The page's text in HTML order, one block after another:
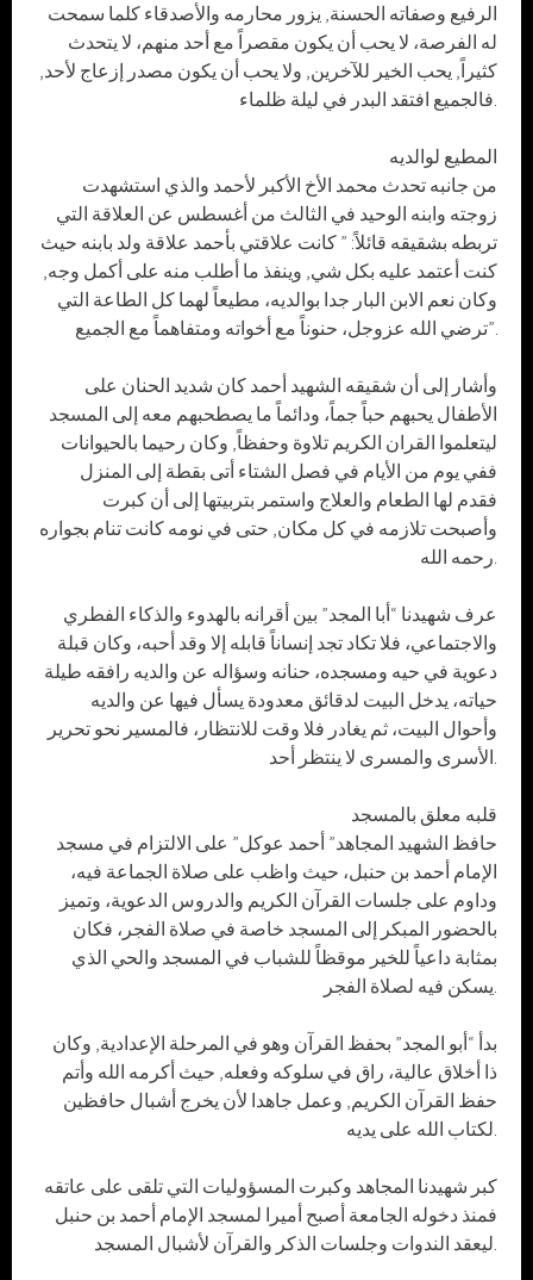
الرفيع وصفاته الحسنة, يزور محارمه والأصدقاء كلما سمحت
له الفرصة، لا يحب أن يكون مقصراً مع أحد منهم، لا يتحدث
كثيراً, يحب الخير للآخرين, ولا يحب أن يكون مصدر إزعاج لأحد,
فالجميع افتقد البدر في ليلة ظلماء.
المطيع لوالديه
من جانبه تحدث محمد الأخ الأكبر لأحمد والذي استشهدت
زوجته وابنه الوحيد في الثالث من أغسطس عن العلاقة التي
تربطه بشقيقه قائلاً: ” كانت علاقتي بأحمد علاقة ولد بابنه حيث
كنت أعتمد عليه بكل شي, وينفذ ما أطلب منه على أكمل وجه,
وكان نعم الابن البار جدا بوالديه، مطيعاً لهما كل الطاعة التي
ترضي الله عزوجل، حنوناً مع أخواته ومتفاهماً مع الجميع”.
وأشار إلى أن شقيقه الشهيد أحمد كان شديد الحنان على
الأطفال يحبهم حباً جماً، ودائماً ما يصطحبهم معه إلى المسجد
ليتعلموا القران الكريم تلاوة وحفظاً, وكان رحيما بالحيوانات
ففي يوم من الأيام في فصل الشتاء أتى بقطة إلى المنزل
فقدم لها الطعام والعلاج واستمر بتربيتها إلى أن كبرت
وأصبحت تلازمه في كل مكان, حتى في نومه كانت تنام بجواره
رحمه الله.
عرف شهيدنا “أبا المجد” بين أقرانه بالهدوء والذكاء الفطري
والاجتماعي، فلا تكاد تجد إنساناً قابله إلا وقد أحبه، وكان قبلة
دعوية في حيه ومسجده، حنانه وسؤاله عن والديه رافقه طيلة
حياته، يدخل البيت لدقائق معدودة يسأل فيها عن والديه
وأحوال البيت، ثم يغادر فلا وقت للانتظار، فالمسير نحو تحرير
الأسرى والمسرى لا ينتظر أحد.
قلبه معلق بالمسجد
حافظ الشهيد المجاهد” أحمد عوكل” على الالتزام في مسجد
الإمام أحمد بن حنبل، حيث واظب على صلاة الجماعة فيه،
وداوم على جلسات القرآن الكريم والدروس الدعوية، وتميز
بالحضور المبكر إلى المسجد خاصة في صلاة الفجر، فكان
بمثابة داعياً للخير موقظاً للشباب في المسجد والحي الذي
يسكن فيه لصلاة الفجر.
بدأ “أبو المجد” بحفظ القرآن وهو في المرحلة الإعدادية, وكان
ذا أخلاق عالية، راق في سلوكه وفعله, حيث أكرمه الله وأتم
حفظ القرآن الكريم, وعمل جاهدا لأن يخرج أشبال حافظين
لكتاب الله على يديه.
كبر شهيدنا المجاهد وكبرت المسؤوليات التي تلقى على عاتقه
فمنذ دخوله الجامعة أصبح أميرا لمسجد الإمام أحمد بن حنبل
ليعقد الندوات وجلسات الذكر والقرآن لأشبال المسجد.